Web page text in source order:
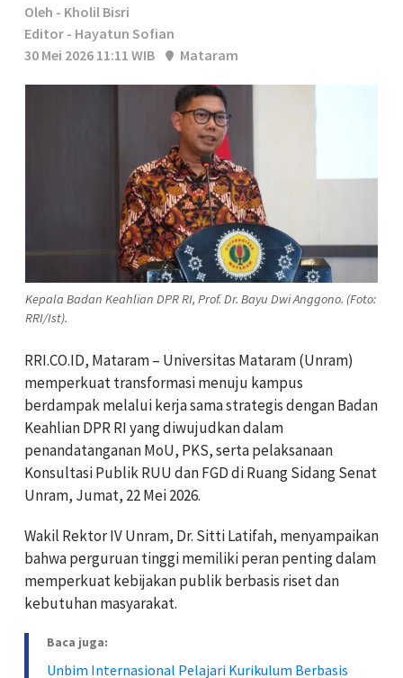
Oleh - Kholil Bisri
Editor - Hayatun Sofian
30 Mei 2026 11:11 WIB
Mataram
Kepala Badan Keahlian DPR RI, Prof. Dr. Bayu Dwi Anggono. (Foto:
RRI/Ist).
RRI.CO.ID, Mataram – Universitas Mataram (Unram)
memperkuat transformasi menuju kampus
berdampak melalui kerja sama strategis dengan Badan
Keahlian DPR RI yang diwujudkan dalam
penandatanganan MoU, PKS, serta pelaksanaan
Konsultasi Publik RUU dan FGD di Ruang Sidang Senat
Unram, Jumat, 22 Mei 2026.
Wakil Rektor IV Unram, Dr. Sitti Latifah, menyampaikan
bahwa perguruan tinggi memiliki peran penting dalam
memperkuat kebijakan publik berbasis riset dan
kebutuhan masyarakat.
Baca juga:
Unbim Internasional Pelajari Kurikulum Berbasis